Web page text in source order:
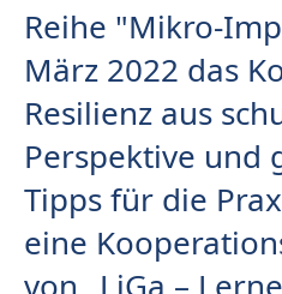
Reihe "Mikro-
März 2022 das
Resilienz aus
Perspektive und
Tipps für die
eine
von „LiGa –